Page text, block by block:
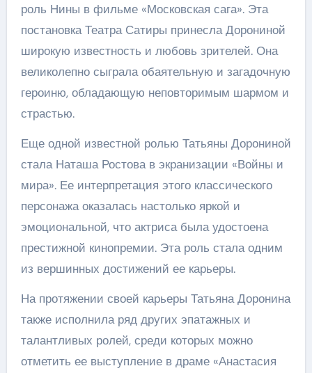
роль Нины в фильме «Московская сага». Эта
постановка Театра Сатиры принесла Дорониной
широкую известность и любовь зрителей. Она
великолепно сыграла обаятельную и загадочную
героиню, обладающую неповторимым шармом и
страстью.
Еще одной известной ролью Татьяны Дорониной
стала Наташа Ростова в экранизации «Войны и
мира». Ее интерпретация этого классического
персонажа оказалась настолько яркой и
эмоциональной, что актриса была удостоена
престижной кинопремии. Эта роль стала одним
из вершинных достижений ее карьеры.
На протяжении своей карьеры Татьяна Доронина
также исполнила ряд других эпатажных и
талантливых ролей, среди которых можно
отметить ее выступление в драме «Анастасия